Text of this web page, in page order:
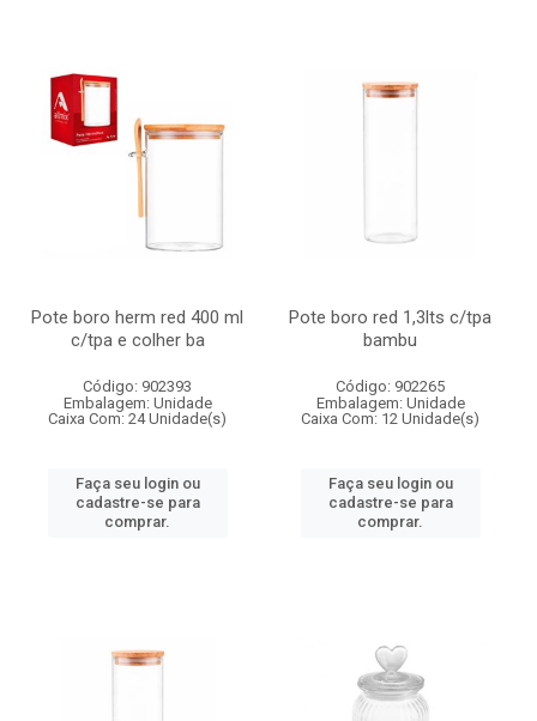
Pote boro herm red 400 ml
c/tpa e colher ba
Código: 902393
Embalagem: Unidade
Caixa Com: 24 Unidade(s)
Faça seu login ou
cadastre-se para
comprar.
Pote boro red 1,3lts c/tpa
bambu
Código: 902265
Embalagem: Unidade
Caixa Com: 12 Unidade(s)
Faça seu login ou
cadastre-se para
comprar.